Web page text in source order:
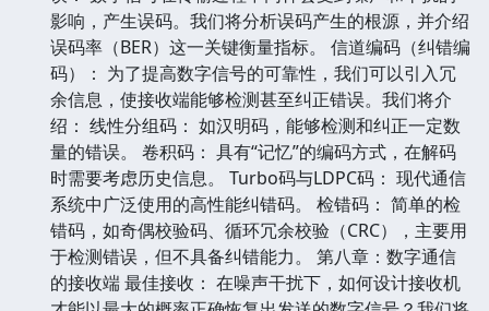
影响，产生误码。我们将分析误码产生的根源，并介绍
误码率（BER）这一关键衡量指标。 信道编码（纠错编
码）： 为了提高数字信号的可靠性，我们可以引入冗
余信息，使接收端能够检测甚至纠正错误。我们将介
绍： 线性分组码： 如汉明码，能够检测和纠正一定数
量的错误。 卷积码： 具有“记忆”的编码方式，在解码
时需要考虑历史信息。 Turbo码与LDPC码： 现代通信
系统中广泛使用的高性能纠错码。 检错码： 简单的检
错码，如奇偶校验码、循环冗余校验（CRC），主要用
于检测错误，但不具备纠错能力。 第八章：数字通信
的接收端 最佳接收： 在噪声干扰下，如何设计接收机